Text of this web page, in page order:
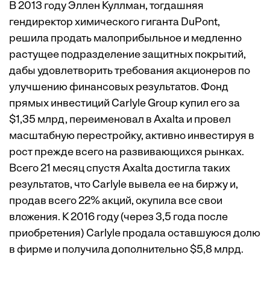
В 2013 году Эллен Куллман, тогдашняя
гендиректор химического гиганта DuPont,
решила продать малоприбыльное и медленно
растущее подразделение защитных покрытий,
дабы удовлетворить требования акционеров по
улучшению финансовых результатов. Фонд
прямых инвестиций Carlyle Group купил его за
$1,35 млрд, переименовал в Axalta и провел
масштабную перестройку, активно инвестируя в
рост прежде всего на развивающихся рынках.
Всего 21 месяц спустя Axalta достигла таких
результатов, что Carlyle вывела ее на биржу и,
продав всего 22% акций, окупила все свои
вложения. К 2016 году (через 3,5 года после
приобретения) Carlyle продала оставшуюся долю
в фирме и получила дополнительно $5,8 млрд.